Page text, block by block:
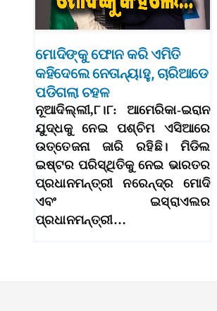
ମୋଦିଙ୍କୁ ଫୋନ କରି ଏମିତି
କହିଦେଲେ ନେତାନ୍ୟାହୁ, ଚାରିଆଡେ
ପଡିଗଲା ଚହଳ
ନୂଆଦିଲ୍ଲୀ,୮।୮: ଆମେରିକା-ଇରାନ
ଯୁଦ୍ଧକୁ ନେଇ ପଶ୍ଚିମ ଏସିଆରେ
ଉତ୍ତେଜନା ଜାରି ରହିଛି। ମିଡିଲ
ଇଷ୍ଟର ପରିସ୍ଥିତିକୁ ନେଇ ଭାରତର
ପ୍ରଧାନମନ୍ତ୍ରୀ ନରେନ୍ଦ୍ର ମୋଦି
ଏବଂ ଇସ୍ରାଏଲର
ପ୍ରଧାନମନ୍ତ୍ରୀ…